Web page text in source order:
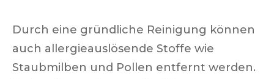
Durch eine gründliche Reinigung können
auch allergieauslösende Stoffe wie
Staubmilben und Pollen entfernt werden.